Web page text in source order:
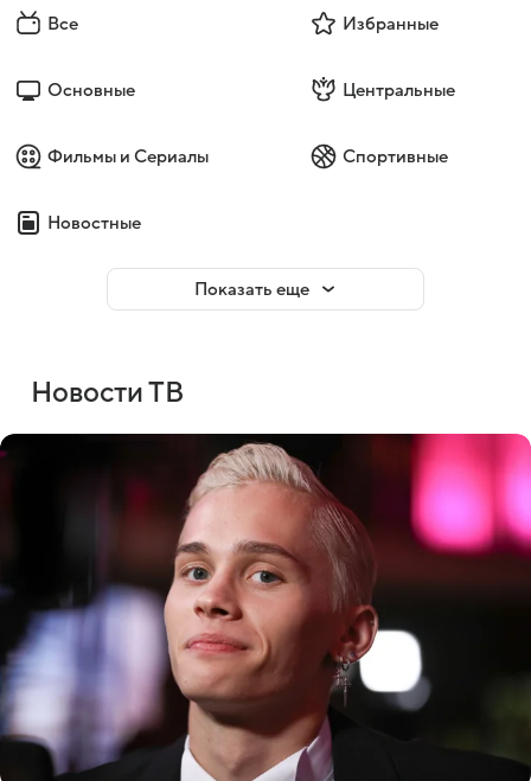
Все Избранные
Основные Центральные
Фильмы и Сериалы Спортивные
Новостные
Показать еще
Новости ТВ